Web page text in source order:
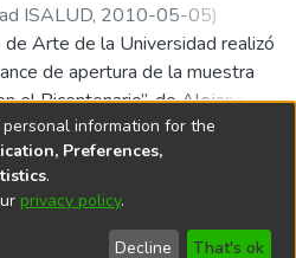
ISALUD, 2010-05-05)
de Comunicación,
ISALUD
de Arte de la Universidad realizó
de apertura de la muestra
el Bicentenario”, de Alejandro
© 2002-2026
End User
Send
information for the
Preferences,
.
privacy policy.
Decline That's ok